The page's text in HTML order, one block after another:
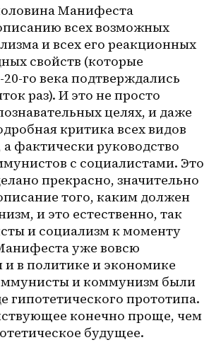
Манифеста
всех возможных
и всех его реакционных
свойств (которые
20-го века подтверждались
раз). И это не просто
целях, и даже
критика всех видов
фактически руководство
с социалистами. Это
прекрасно, значительно
того, каким должен
и это естественно, так
и социализм к моменту
уже вовсю
в политике и экономике
и коммунизм были
гипотетического прототипа.
конечно проще, чем
будущее.